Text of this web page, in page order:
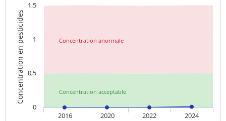
Concentration acceptable
Concentration anormale
Concentration en pesticides
2016 2020 2022 2024
0
0,5
1
1,5